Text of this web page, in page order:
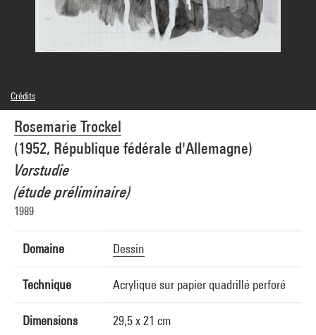
Rosemarie Trockel
(1952, République fédérale d'Allemagne)
Vorstudie
(étude préliminaire)
1989
Domaine Dessin
Technique Acrylique sur papier quadrillé perforé
Dimensions 29,5 x 21 cm
Crédits
© Adagp, Paris
Crédit photographique : Centre Pompidou, MNAM-CCI/Georges Meguerditchian/Dist.
GrandPalaisRmn
Réf. image : 4N10659
Diffusion image :